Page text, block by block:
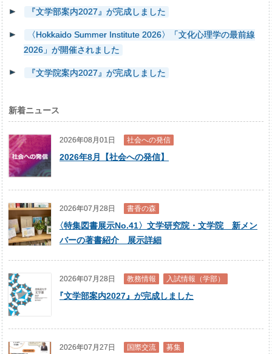
『文学部案内2027』が完成しました
〈Hokkaido Summer Institute 2026〉「文化心理学の最前線
2026」が開催されました
『文学院案内2027』が完成しました
新着ニュース
2026年08月01日 社会への発信
2026年8月【社会への発信】
2026年07月28日 書香の森
〈特集図書展示No.41〉文学研究院・文学院 新メン
バーの著書紹介 展示詳細
2026年07月28日 教務情報 入試情報（学部）
『文学部案内2027』が完成しました
2026年07月27日 国際交流 募集